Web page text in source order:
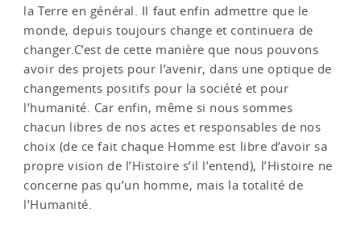
la Terre en général. Il faut enfin admettre que le
monde, depuis toujours change et continuera de
changer.C’est de cette manière que nous pouvons
avoir des projets pour l’avenir, dans une optique de
changements positifs pour la société et pour
l’humanité. Car enfin, même si nous sommes
chacun libres de nos actes et responsables de nos
choix (de ce fait chaque Homme est libre d’avoir sa
propre vision de l’Histoire s’il l’entend), l’Histoire ne
concerne pas qu’un homme, mais la totalité de
l’Humanité.